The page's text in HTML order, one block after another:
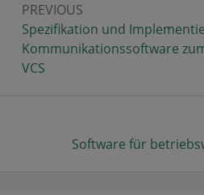
PREVIOUS
Previous:
Spezifikation und
Kommunikationssoftware
VCS
Next:
Software für